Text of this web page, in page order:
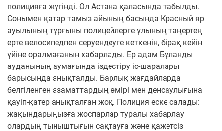
полицияға жүгінді. Ол Астана қаласында табылды.
Сонымен қатар тамыз айының басында Красный яр
ауылының тұрғыны полицейлерге ұлының таңертең
ерте велосипедпен серуендеуге кеткенін, бірақ кейін
үйіне оралмағанын хабарлады. Ер адам Бұланды
ауданының аумағында іздестіру іс-шаралары
барысында анықталды. Барлық жағдайларда
белгіленген азаматтардың өмірі мен денсаулығына
қауіп-қатер анықталған жоқ. Полиция еске салады:
жақындарыңызға жоспарлар туралы хабарлау
олардың тыныштығын сақтауға және қажетсіз